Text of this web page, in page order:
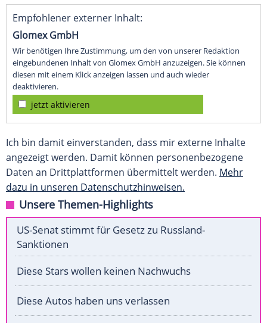
Empfohlener externer Inhalt:
Glomex GmbH
Wir benötigen Ihre Zustimmung, um den von unserer Redaktion
eingebundenen Inhalt von Glomex GmbH anzuzeigen. Sie können
diesen mit einem Klick anzeigen lassen und auch wieder
deaktivieren.
jetzt aktivieren
Ich bin damit einverstanden, dass mir externe Inhalte
angezeigt werden. Damit können personenbezogene
Daten an Drittplattformen übermittelt werden. Mehr
dazu in unseren Datenschutzhinweisen.
Unsere Themen-Highlights
US-Senat stimmt für Gesetz zu Russland-
Sanktionen
Diese Stars wollen keinen Nachwuchs
Diese Autos haben uns verlassen